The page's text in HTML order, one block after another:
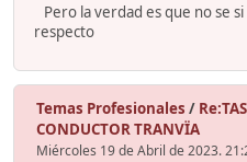
Pero la verdad es que no se
respecto
Temas Profesionales /
CONDUCTOR TRANVÏA
Miércoles 19 de Abril de 2023.